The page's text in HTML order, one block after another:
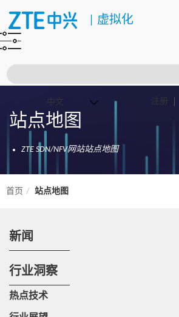
虚拟化
注册
站点地图
ZTE SDN/NFV网站站点地图
首页 站点地图
新闻
行业洞察
热点技术